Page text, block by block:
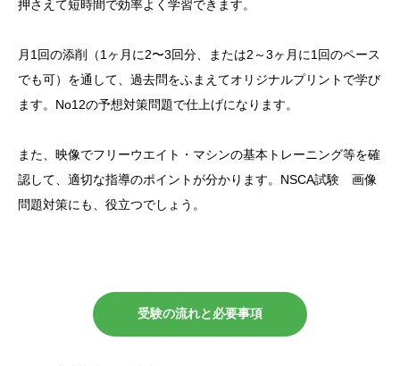
押さえて短時間で効率よく学習できます。
月1回の添削（1ヶ月に2〜3回分、または2～3ヶ月に1回のペース
でも可）を通して、過去問をふまえてオリジナルプリントで学び
ます。No12の予想対策問題で仕上げになります。
また、映像でフリーウエイト・マシンの基本トレーニング等を確
認して、適切な指導のポイントが分かります。NSCA試験 画像
問題対策にも、役立つでしょう。
受験の流れと必要事項